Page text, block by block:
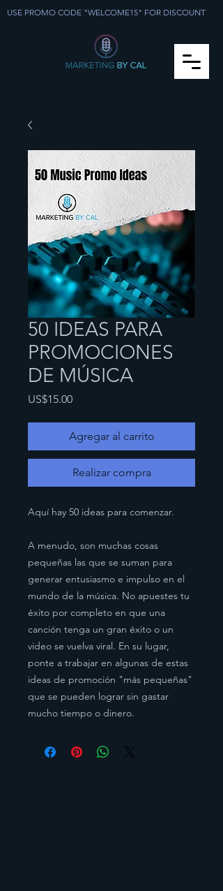
USE PROMO CODE "WELCOME15" FOR DISCOUNT
50 IDEAS PARA
PROMOCIONES
DE MÚSICA
US$15.00Precio
Agregar al carrito
Realizar compra
Aquí hay 50 ideas para comenzar.
A menudo, son muchas cosas
pequeñas las que se suman para
generar entusiasmo e impulso en el
mundo de la música. No apuestes tu
éxito por completo en que una
canción tenga un gran éxito o un
video se vuelva viral. En su lugar,
ponte a trabajar en algunas de estas
ideas de promoción "más pequeñas"
que se pueden lograr sin gastar
mucho tiempo o dinero.